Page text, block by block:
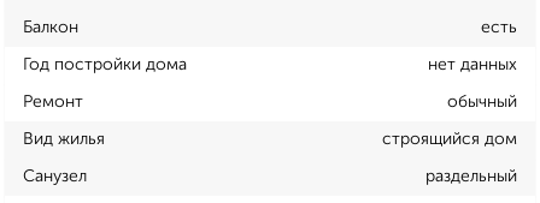
Балкон есть
Год постройки дома нет данных
Ремонт обычный
Вид жилья строящийся дом
Санузел раздельный